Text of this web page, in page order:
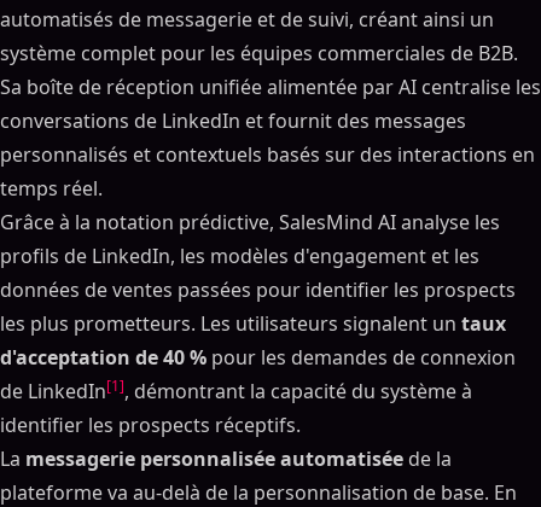
Sommaire
ON THIS PAGE
Scoring prédictif des leads : comment il peut booster
votre réussite commerciale
Fonctionnement de la notation traditionnelle des
leads
Le système de notation par points
automatisés de messagerie et de suivi, créant ainsi un
système complet pour les équipes commerciales de B2B.
Sa boîte de réception unifiée alimentée par AI centralise les
conversations de LinkedIn et fournit des messages
personnalisés et contextuels basés sur des interactions en
temps réel.
Grâce à la notation prédictive, SalesMind AI analyse les
profils de LinkedIn, les modèles d'engagement et les
données de ventes passées pour identifier les prospects
les plus prometteurs. Les utilisateurs signalent un taux
d'acceptation de 40 % pour les demandes de connexion
de LinkedIn[1], démontrant la capacité du système à
identifier les prospects réceptifs.
La messagerie personnalisée automatisée de la
plateforme va au-delà de la personnalisation de base. En